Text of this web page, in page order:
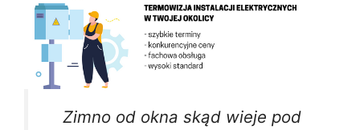
Zimno od okna skąd wieje pod